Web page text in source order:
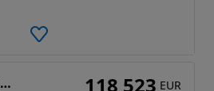
D-TEC Od ręki! Cysterny asenizacyjne D-TEC, różne specyfikacje 118 523 EUR